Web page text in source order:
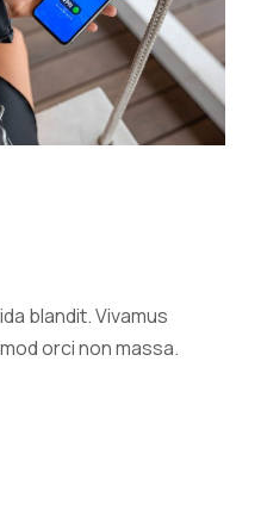
blandit. Vivamus
orci non massa.